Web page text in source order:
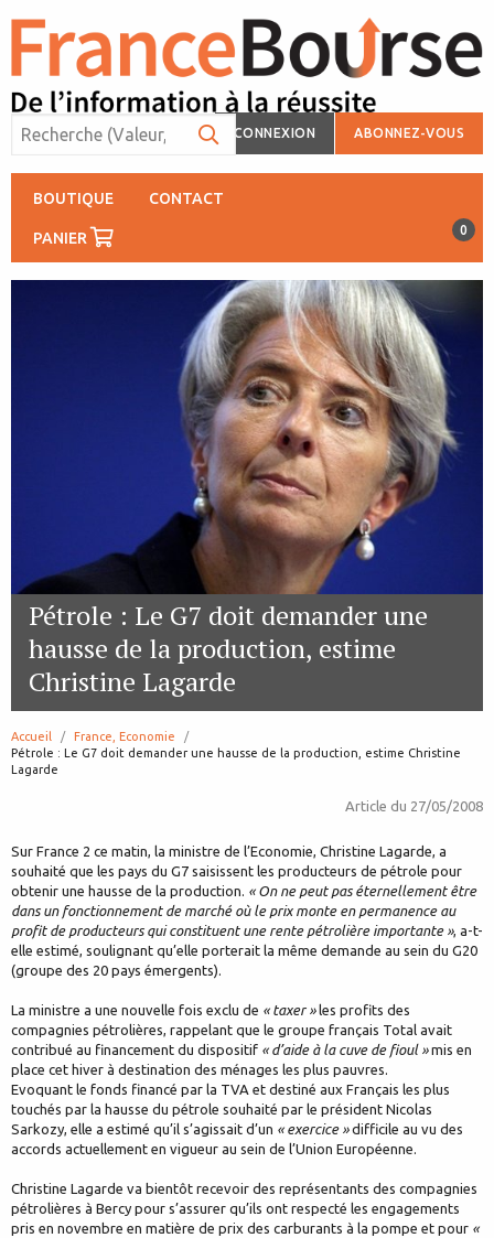
CONNEXION ABONNEZ-VOUS
BOUTIQUE CONTACT
PANIER 0
Pétrole : Le G7 doit demander une
hausse de la production, estime
Christine Lagarde
Accueil
France, Economie
page:
Pétrole : Le G7 doit demander une hausse de la production, estime Christine
Lagarde
Article du 27/05/2008
Sur France 2 ce matin, la ministre de l’Economie, Christine Lagarde, a
souhaité que les pays du G7 saisissent les producteurs de pétrole pour
obtenir une hausse de la production. « On ne peut pas éternellement être
dans un fonctionnement de marché où le prix monte en permanence au
profit de producteurs qui constituent une rente pétrolière importante », a-t-
elle estimé, soulignant qu’elle porterait la même demande au sein du G20
(groupe des 20 pays émergents).
La ministre a une nouvelle fois exclu de « taxer » les profits des
compagnies pétrolières, rappelant que le groupe français Total avait
contribué au financement du dispositif « d’aide à la cuve de fioul »mis en
place cet hiver à destination des ménages les plus pauvres.
Evoquant le fonds financé par la TVA et destiné aux Français les plus
touchés par la hausse du pétrole souhaité par le président Nicolas
Sarkozy, elle a estimé qu’il s’agissait d’un « exercice »difficile au vu des
accords actuellement en vigueur au sein de l’Union Européenne.
Christine Lagarde va bientôt recevoir des représentants des compagnies
pétrolières à Bercy pour s’assurer qu’ils ont respecté les engagements
pris en novembre en matière de prix des carburants à la pompe et pour «